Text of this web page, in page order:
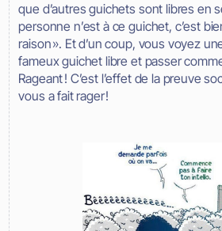
que d’autres guichets sont libres en
personne n’est à ce guichet, c’est
raison ». Et d’un coup, vous voyez
fameux guichet libre et passer
Rageant ! C’est l’effet de la preuve
vous a fait rager !